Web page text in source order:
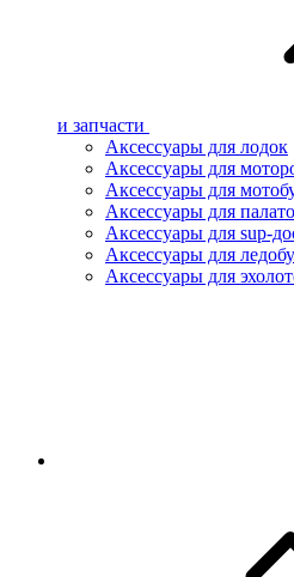
и запчасти
Аксессуары для лодок
Аксессуары для
Аксессуары для
Аксессуары для
Аксессуары для sup-
Аксессуары для
Аксессуары для